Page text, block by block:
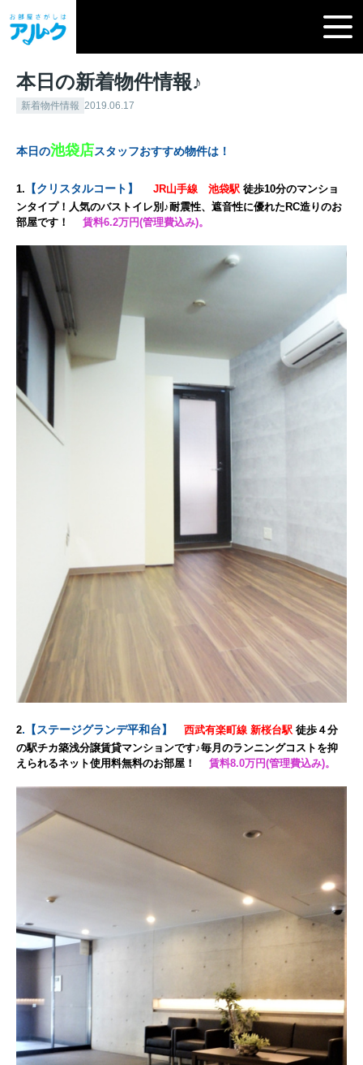
本日の新着物件情報♪
新着物件情報 2019.06.17
本日の池袋店スタッフおすすめ物件は！
1. 【クリスタルコート 】 JR山手線 池袋駅 徒歩10分のマンショ
ンタイプ！人気のバストイレ別♪耐震性、遮音性に優れたRC造りのお
部屋です！
賃料6.2万円(管理費込み)。
2. 【ステージグランデ平和台】 西武有楽町線 新桜台駅 徒歩４分
の駅チカ築浅分譲賃貸マンションです♪毎月のランニングコストを抑
えられるネット使用料無料のお部屋！
賃料8.0万円(管理費込み)。